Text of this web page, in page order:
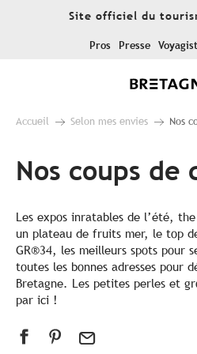
Site officiel du
Pros Presse
Accueil Selon mes envies Nos
Nos coups
Les expos inratables de l’été, the
un plateau de fruits mer, le top
GR®34, les meilleurs spots pour
toutes les bonnes adresses pour
Bretagne. Les petites perles et
par ici !